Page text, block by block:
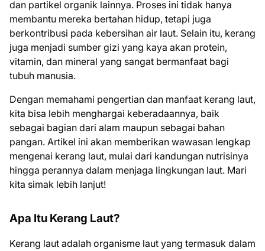
dan partikel organik lainnya. Proses ini tidak hanya
membantu mereka bertahan hidup, tetapi juga
berkontribusi pada kebersihan air laut. Selain itu, kerang
juga menjadi sumber gizi yang kaya akan protein,
vitamin, dan mineral yang sangat bermanfaat bagi
tubuh manusia.
Dengan memahami pengertian dan manfaat kerang laut,
kita bisa lebih menghargai keberadaannya, baik
sebagai bagian dari alam maupun sebagai bahan
pangan. Artikel ini akan memberikan wawasan lengkap
mengenai kerang laut, mulai dari kandungan nutrisinya
hingga perannya dalam menjaga lingkungan laut. Mari
kita simak lebih lanjut!
Apa Itu Kerang Laut?
Kerang laut adalah organisme laut yang termasuk dalam